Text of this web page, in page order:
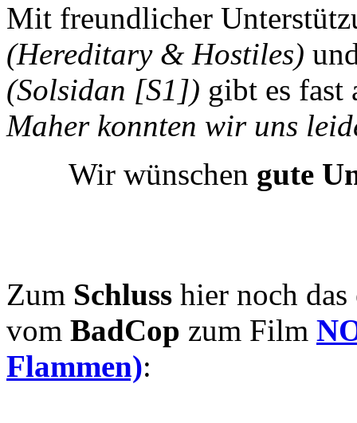
Mit freundlicher
(Hereditary & Hostiles)
(Solsidan [S1]) gibt es
Maher konnten wir uns
Wir wünschen gute
Zum Schluss hier noch
vom BadCop zum Film
Flammen):